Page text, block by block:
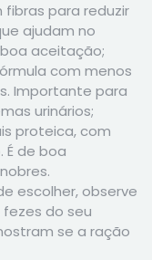
fibras para reduzir
ajudam no
aceitação;
com menos
Importante para
urinários;
proteica, com
É de boa
escolher, observe
do seu
se a ração